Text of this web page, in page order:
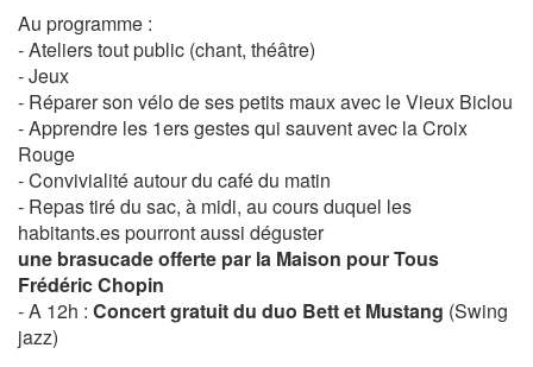
Au programme :
- Ateliers tout public (chant, théâtre)
- Jeux
- Réparer son vélo de ses petits maux avec le Vieux Biclou
- Apprendre les 1ers gestes qui sauvent avec la Croix
Rouge
- Convivialité autour du café du matin
- Repas tiré du sac, à midi, au cours duquel les
habitants.es pourront aussi déguster
une brasucade offerte par la Maison pour Tous
Frédéric Chopin
- A 12h : Concert gratuit du duo Bett et Mustang (Swing
jazz)